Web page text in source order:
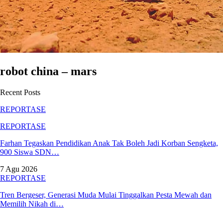
robot china – mars
Recent Posts
REPORTASE
REPORTASE
Farhan Tegaskan Pendidikan Anak Tak Boleh Jadi Korban Sengketa,
900 Siswa SDN…
7 Agu 2026
REPORTASE
Tren Bergeser, Generasi Muda Mulai Tinggalkan Pesta Mewah dan
Memilih Nikah di…